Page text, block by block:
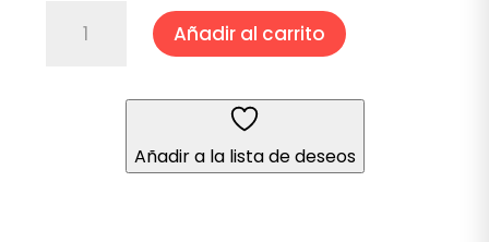
Añadir al carrito
Añadir a la lista de deseos